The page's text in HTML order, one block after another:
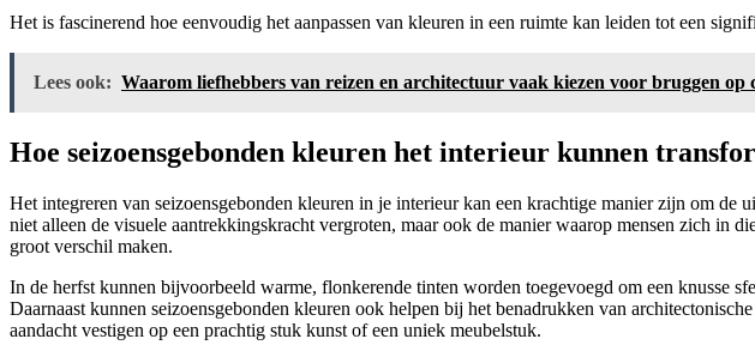
Het is fascinerend hoe eenvoudig het aanpassen van kleuren in een ruimte kan leiden tot een
Lees ook: Waarom liefhebbers van reizen en architectuur vaak kiezen voor bruggen op
Hoe seizoensgebonden kleuren het interieur kunnen
Het integreren van seizoensgebonden kleuren in je interieur kan een krachtige manier zijn om
niet alleen de visuele aantrekkingskracht vergroten, maar ook de manier waarop mensen zich in
groot verschil maken.
In de herfst kunnen bijvoorbeeld warme, flonkerende tinten worden toegevoegd om een knusse
Daarnaast kunnen seizoensgebonden kleuren ook helpen bij het benadrukken van
aandacht vestigen op een prachtig stuk kunst of een uniek meubelstuk.